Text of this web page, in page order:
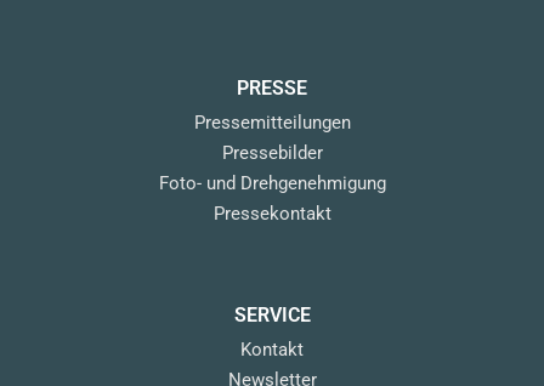
PRESSE
Pressemitteilungen
Pressebilder
Foto- und Drehgenehmigung
Pressekontakt
SERVICE
Kontakt
Newsletter